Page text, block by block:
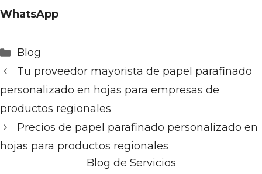
WhatsApp
Categorías
Blog
Tu proveedor mayorista de papel parafinado
personalizado en hojas para empresas de
productos regionales
Precios de papel parafinado personalizado en
hojas para productos regionales
Blog de Servicios